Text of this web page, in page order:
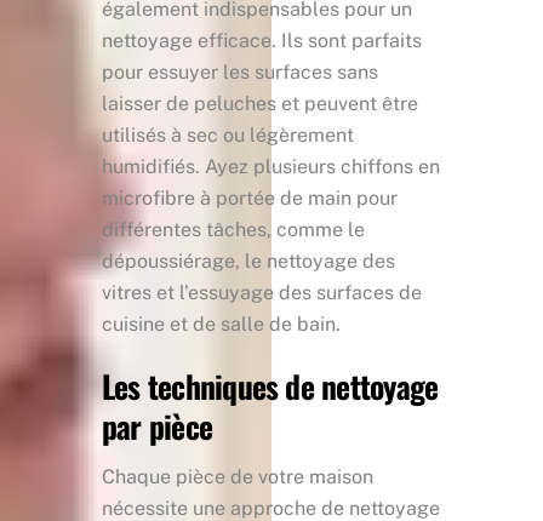
également indispensables pour un
nettoyage efficace. Ils sont parfaits
pour essuyer les surfaces sans
laisser de peluches et peuvent être
utilisés à sec ou légèrement
humidifiés. Ayez plusieurs chiffons en
microfibre à portée de main pour
différentes tâches, comme le
dépoussiérage, le nettoyage des
vitres et l’essuyage des surfaces de
cuisine et de salle de bain.
Les techniques de nettoyage
par pièce
Chaque pièce de votre maison
nécessite une approche de nettoyage